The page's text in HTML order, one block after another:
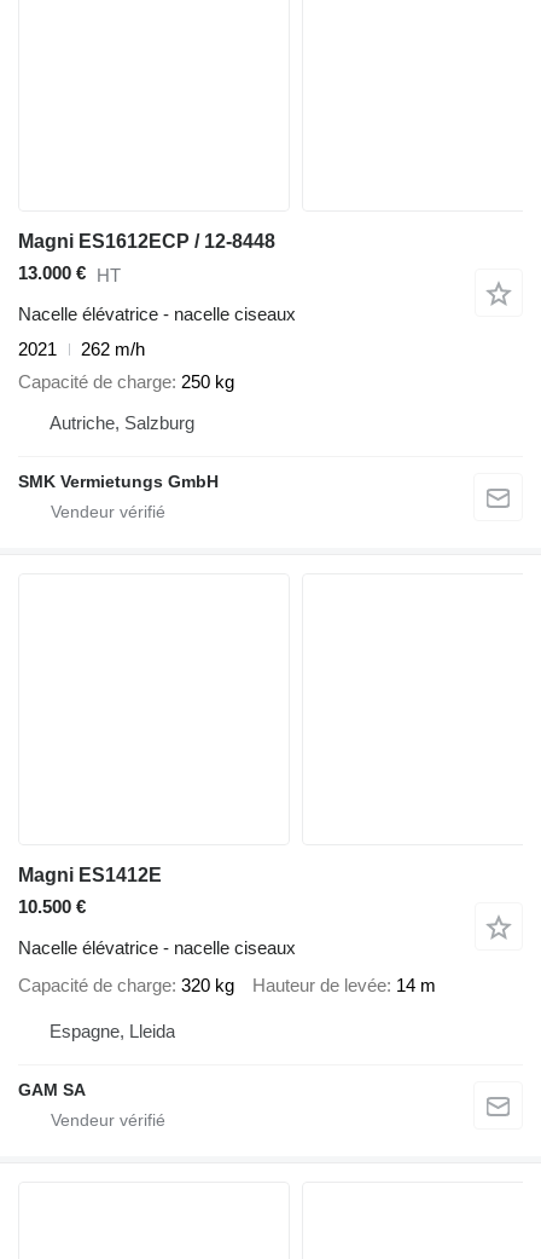
Magni ES1612ECP / 12-8448
13.000 € HT
Nacelle élévatrice - nacelle ciseaux
2021
262 m/h
Capacité de charge 250 kg
Autriche, Salzburg
SMK Vermietungs GmbH
Magni ES1412E
10.500 €
Nacelle élévatrice - nacelle ciseaux
Capacité de charge 320 kg Hauteur de levée 14 m
Espagne, Lleida
GAM SA